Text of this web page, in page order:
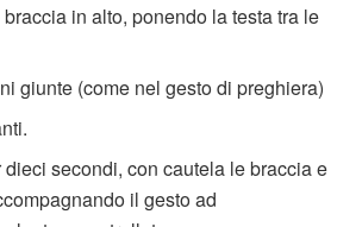
in alto, ponendo la testa tra le
giunte (come nel gesto di preghiera)
secondi, con cautela le braccia e
il gesto ad